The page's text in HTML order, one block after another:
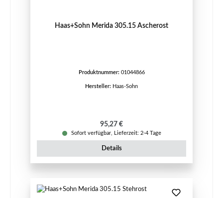
Haas+Sohn Merida 305.15 Ascherost
Produktnummer: 01044866
Hersteller: Haas-Sohn
Regulärer Preis:
95,27 €
Sofort verfügbar, Lieferzeit: 2-4 Tage
Details